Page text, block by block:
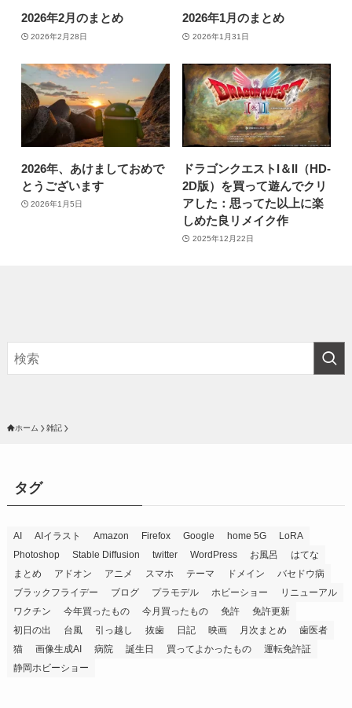
2026年2月のまとめ
2026年2月28日
2026年1月のまとめ
2026年1月31日
2026年、あけましておめで
とうございます
2026年1月5日
ドラゴンクエストI＆II（HD-
2D版）を買って遊んでクリ
アした：思ってた以上に楽
しめた良リメイク作
2025年12月22日
ホーム 雑記
タグ
AI AIイラスト Amazon Firefox Google home 5G
LoRA
Photoshop
Stable Diffusion twitter WordPress お風呂
はてな
まとめ
アドオン アニメ スマホ テーマ ドメイン
バセドウ病
ブラックフライデー
ブログ プラモデル ホビーショー
リニューアル
ワクチン
今年買ったもの 今月買ったもの 免許
免許更新
初日の出
台風 引っ越し 抜歯 日記 映画 月次まとめ
歯医者
猫
画像生成AI 病院 誕生日 買ってよかったもの
運転免許証
静岡ホビーショー